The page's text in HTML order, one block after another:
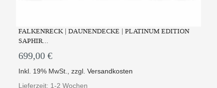
FALKENRECK | DAUNENDECKE | PLATINUM EDITION
SAPHIR...
699,00 €
Inkl. 19% MwSt. ,zzgl.Versandkosten
Lieferzeit: 1-2 Wochen